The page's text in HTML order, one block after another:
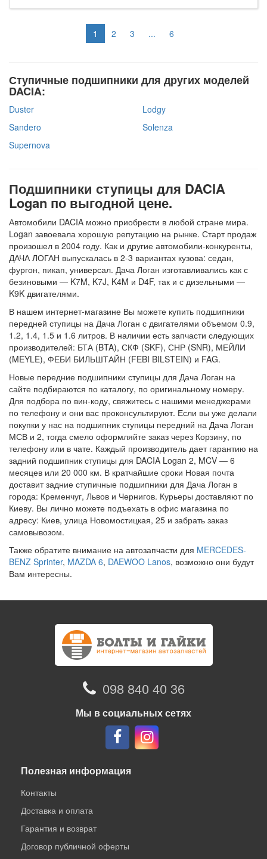
1 2 3 ... 6
Ступичные подшипники для других моделей
DACIA:
Duster
Lodgy
Sandero
Solenza
Supernova
Подшипники ступицы для DACIA
Logan по выгодной цене.
Автомобили DACIA можно приобрести в любой стране мира.
Logan завоевала хорошую репутацию на рынке. Старт продаж
произошел в 2004 году. Как и другие автомобили-конкуренты,
ДАЧА ЛОГАН выпускалась в 2-3 вариантах кузова: седан,
фургон, пикап, универсал. Дача Логан изготавливались как с
безиновыми — K7M, K7J, K4M и D4F, так и с дизельными —
K9K двигателями.
В нашем интернет-магазине Вы можете купить подшипники
передней ступицы на Дача Логан с двигателями объемом 0.9,
1.2, 1.4, 1.5 и 1.6 литров. В наличии есть запчасти следующих
производителей: БТА (BTA), СКФ (SKF), СНР (SNR), МЕЙЛИ
(MEYLE), ФЕБИ БИЛЬШТАЙН (FEBI BILSTEIN) и FAG.
Новые передние подшипники ступицы для Дача Логан на
сайте подбираются по каталогу, по оригинальному номеру.
Для подбора по вин-коду, свяжитесь с нашими менеджерами
по телефону и они вас проконсультируют. Если вы уже делали
покупки у нас на подшипник ступицы передний на Дача Логан
МСВ и 2, тогда смело оформляйте заказ через Корзину, по
телефону или в чате. Каждый производитель дает гарантию на
задний подшипник ступицы для DACIA Logan 2, MCV — 6
месяцев или 20 000 км. В кратчайшие сроки Новая почта
доставит задние ступичные подшипники для Дача Логан в
города: Кременчуг, Львов и Чернигов. Курьеры доставляют по
Киеву. Вы лично можете подъехать в офис магазина по
адресу: Киев, улица Новомостицкая, 25 и забрать заказ
самовывозом.
Также обратите внимание на автозапчасти для MERCEDES-
BENZ Sprinter, MAZDA 6, DAEWOO Lanos, возможно они будут
Вам интересны.
098 840 40 36
Мы в социальных сетях
Полезная информация
Контакты
Доставка и оплата
Гарантия и возврат
Договор публичной оферты